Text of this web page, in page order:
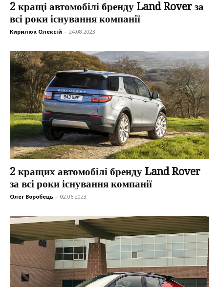
2 кращі автомобілі бренду Land Rover за
всі роки існування компанії
Кирилюк Олексій - 24.08.2023
2 кращих автомобілі бренду Land Rover
за всі роки існування компанії
Олег Воробець - 02.06.2023